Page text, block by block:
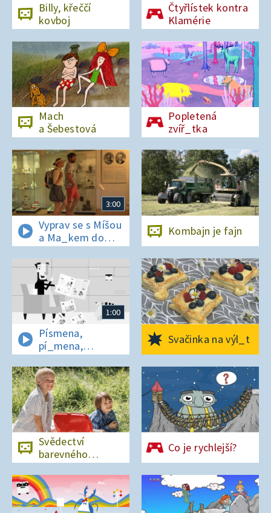
Billy, křeččí
kovboj
Čtyřlístek kontra
Klamérie
Mach
a Šebestová
Popletená
zvíř_tka
3:00
Vyprav se s Míšou
a Ma_kem do
Dobrovických
muzeí
Kombajn je fajn
1:00
Písmena,
pí_mena,
písmena
Svačinka na výl_t
Svědectví
barevného
ostrova
Co je rychlejší?